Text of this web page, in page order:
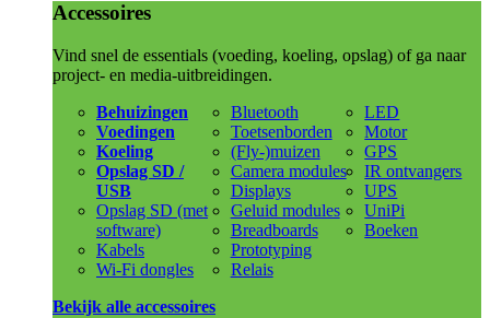
Accessoires
Vind snel de essentials (voeding, koeling, opslag) of ga naar
project- en media-uitbreidingen.
Behuizingen
Voedingen
Koeling
Opslag SD /
USB
Opslag SD (met
software)
Kabels
Wi-Fi dongles
Bluetooth
Toetsenborden
(Fly-)muizen
Camera modules
Displays
Geluid modules
Breadboards
Prototyping
Relais
LED
Motor
GPS
IR ontvangers
UPS
UniPi
Boeken
Bekijk alle accessoires